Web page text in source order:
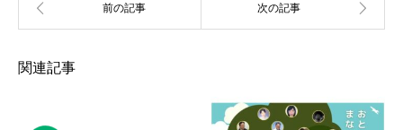
関連記事